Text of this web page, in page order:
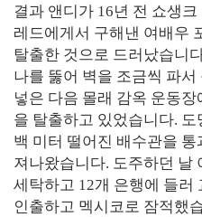
결과 앤디가 16년 전 쇼생
레드에게서 구해낸 여배우
탈출한 것으로 드러났습니
나를 뚫어 벽을 조금씩 파
넣은 다음 몰래 감옥 운동
을 탈출하고 있었습니다.
백 미터 떨어진 배수관을
져나왔습니다. 도주하던 날
세탁하고 12개 은행에 들러
인출하고 멕시코로 잠적했